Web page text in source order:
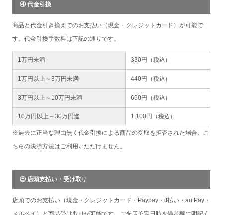
④ 代金引換
商品と代金引き換えでのお支払い（現金・クレジットカード）が可能で
す。代金引換手数料は下記の通りです。
1万円未満 330円（税込）
1万円以上～3万円未満 440円（税込）
3万円以上～10万円未満 660円（税込）
10万円以上～30万円迄 1,100円（税込）
※過去に正当な理由無く代金引換による商品の受取を拒否された場合、こ
ちらの決済方法はご利用いただけません。
⑤ 店頭支払い・受け取り
店頭でのお支払い（現金・クレジットカード・Paypay・d払い・au Pay・
メルペイ）と商品受け取りが可能です。ご来店予定日時を備考欄に明記く